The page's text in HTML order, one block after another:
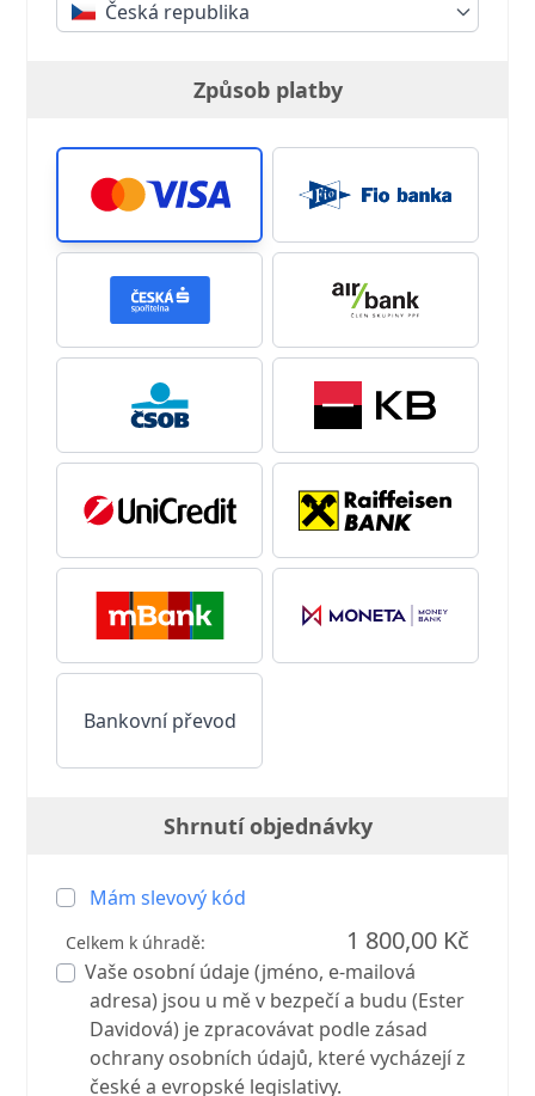
Česká republika
Způsob platby
Bankovní převod
Shrnutí objednávky
Mám slevový kód
Celkem k úhradě: 1 800,00 Kč
Vaše osobní údaje (jméno, e-mailová
adresa) jsou u mě v bezpečí a budu (Ester
Davidová) je zpracovávat podle zásad
ochrany osobních údajů, které vycházejí z
české a evropské legislativy.